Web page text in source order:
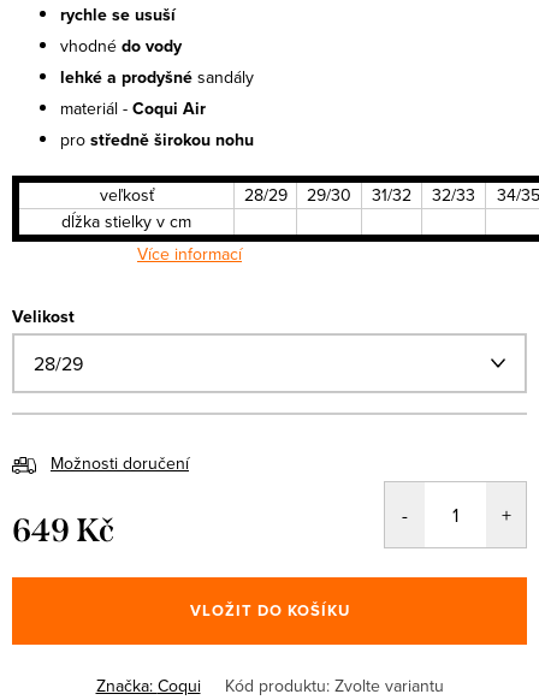
rychle se usuší
vhodné do vody
lehké a prodyšné sandály
materiál - Coqui Air
pro středně širokou nohu
veľkosť 28/29 29/30 31/32 32/33
34/35
dĺžka stielky v cm
Více informací
Velikost
Možnosti doručení
649 Kč
cena:
VLOŽIT DO KOŠÍKU
Značka: Coqui Kód produktu: Zvolte variantu